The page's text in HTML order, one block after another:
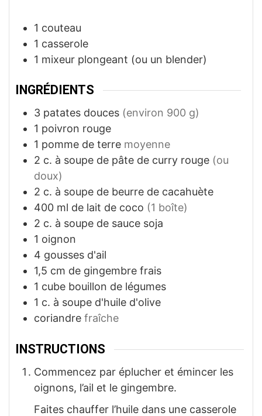
1 couteau
1 casserole
1 mixeur plongeant (ou un blender)
INGRÉDIENTS
3 patates douces (environ 900 g)
1 poivron rouge
1 pomme de terre moyenne
2 c. à soupe de pâte de curry rouge (ou
doux)
2 c. à soupe de beurre de cacahuète
400 ml de lait de coco (1 boîte)
2 c. à soupe de sauce soja
1 oignon
4 gousses d'ail
1,5 cm de gingembre frais
1 cube bouillon de légumes
1 c. à soupe d'huile d'olive
coriandre fraîche
INSTRUCTIONS
Commencez par éplucher et émincer les
oignons, l’ail et le gingembre.
Faites chauffer l’huile dans une casserole